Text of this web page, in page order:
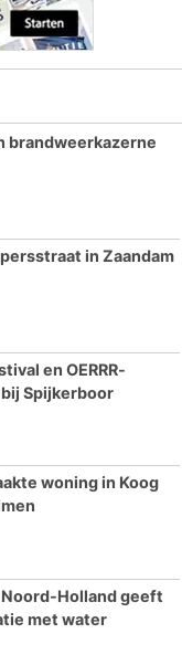
brandweerkazerne
in Zaandam
en OERRR-
Spijkerboor
woning in Koog
Noord-Holland geeft
met water